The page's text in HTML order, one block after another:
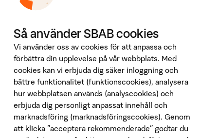
Omvärld & analyser
Våra tjänster
Booli
Booli Pro
Hittamäklare
Developer Portal
Följ oss på sociala medier
Så använder SBAB cookies
Vi använder oss av cookies för att anpassa och
förbättra din upplevelse på vår webbplats. Med
cookies kan vi erbjuda dig säker inloggning och
bättre funktionalitet (funktionscookies), analysera
hur webbplatsen används (analyscookies) och
erbjuda dig personligt anpassat innehåll och
marknadsföring (marknadsföringscookies). Genom
att klicka "acceptera rekommenderade" godtar du